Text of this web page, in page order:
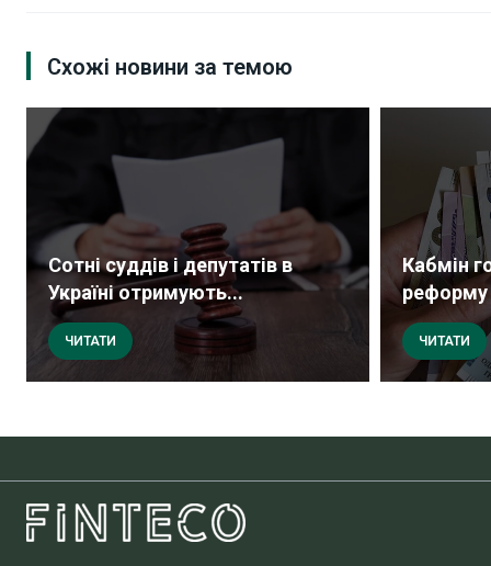
Схожі новини за темою
Сотні суддів і депутатів в
Україні отримують...
ЧИТАТИ
Кабмін
реформу
ЧИТАТИ